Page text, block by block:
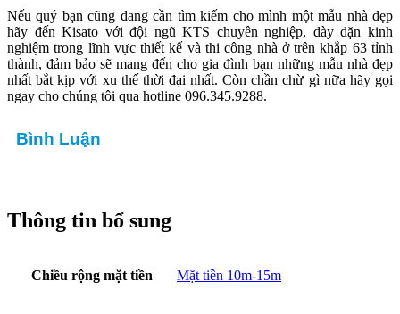
Nếu quý bạn cũng đang cần tìm kiếm cho mình một mẫu nhà đẹp
hãy đến Kisato với đội ngũ KTS chuyên nghiệp, dày dặn kinh
nghiệm trong lĩnh vực thiết kế và thi công nhà ở trên khắp 63 tỉnh
thành, đảm bảo sẽ mang đến cho gia đình bạn những mẫu nhà đẹp
nhất bắt kịp với xu thế thời đại nhất. Còn chần chừ gì nữa hãy gọi
ngay cho chúng tôi qua hotline 096.345.9288.
Bình Luận
Thông tin bổ sung
Chiều rộng mặt tiền Mặt tiền 10m-15m